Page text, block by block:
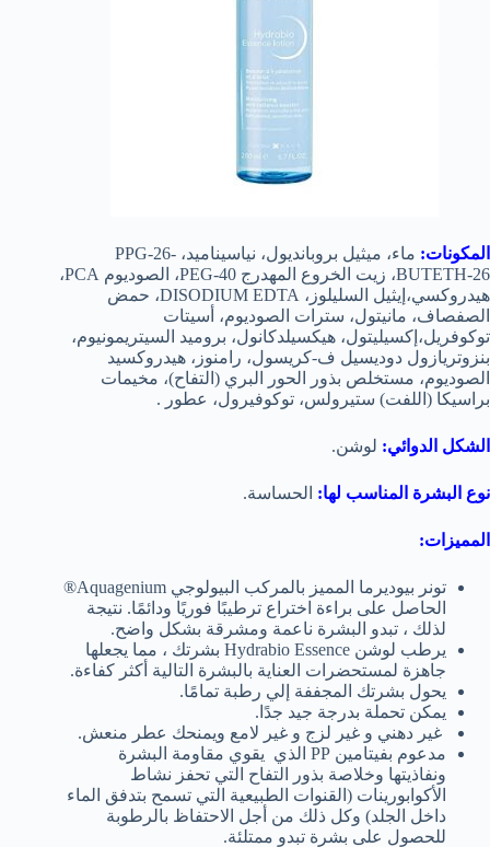
المكونات:
ماء، ميثيل بروبانديول، نياسيناميد، PPG-26-
BUTETH-26، زيت الخروع المهدرج PEG-40، الصوديوم PCA،
هيدروكسي،إيثيل السليلوز، DISODIUM EDTA، حمض
الصفصاف، مانيتول، سترات الصوديوم، أسيتات
توكوفريل،إكسيليتول، هيكسيلدكانول، بروميد السيتريمونيوم،
بنزوتريازول دوديسيل ف-كريسول، رامنوز، هيدروكسيد
الصوديوم، مستخلص بذور الحور البري (التفاح)، مخيمات
براسيكا (اللفت) ستيرولس، توكوفيرول، عطور .
الشكل الدوائي: لوشن.
نوع البشرة المناسب لها: الحساسة.
المميزات:
تونر بيوديرما المميز بالمركب البيولوجي Aquagenium®
الحاصل على براءة اختراع ترطيبًا فوريًا ودائمًا. نتيجة
لذلك ، تبدو البشرة ناعمة ومشرقة بشكل واضح.
يرطب لوشن Hydrabio Essence بشرتك ، مما يجعلها
جاهزة لمستحضرات العناية بالبشرة التالية أكثر كفاءة.
يحول بشرتك المجففة إلي رطبة تمامًا.
يمكن تحملة بدرجة جيد جدًا.
غير دهني و غير لزج و غير لامع ويمنحك عطر منعش.
مدعوم بفيتامين PP الذي يقوي مقاومة البشرة
ونفاذيتها وخلاصة بذور التفاح التي تحفز نشاط
الأكوابورينات (القنوات الطبيعية التي تسمح بتدفق الماء
داخل الجلد) وكل ذلك من أجل الاحتفاظ بالرطوبة
للحصول على بشرة تبدو ممتلئة.